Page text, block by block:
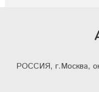
РОССИЯ, г.Москва,